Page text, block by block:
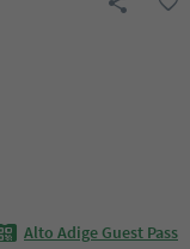
Alto Adige Guest Pass